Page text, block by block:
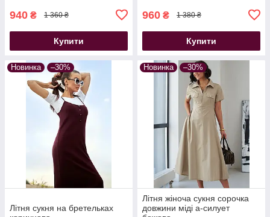
940 ₴ 1 360 ₴
Купити
960 ₴ 1 380 ₴
Купити
Новинка –30%
Літня сукня на бретельках
Новинка –30%
Літня жіноча сукня сорочка
довжини міді а-силует